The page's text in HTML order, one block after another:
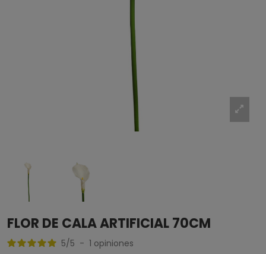
FLOR DE CALA ARTIFICIAL 70CM
5/5 - 1 opiniones